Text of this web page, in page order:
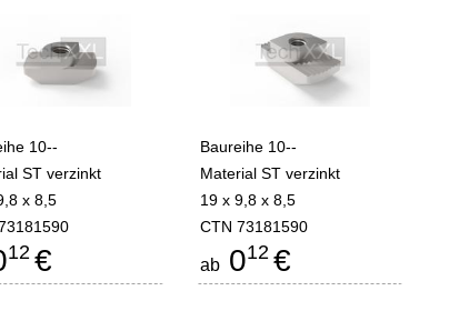
10--
ST verzinkt
x 8,5
12 €
Baureihe 10--
Material ST verzinkt
19 x 9,8 x 8,5
CTN 73181590
ab 012 €